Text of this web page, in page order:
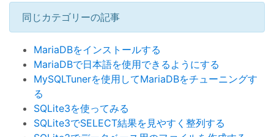
同じカテゴリーの記事
MariaDBをインストールする
MariaDBで日本語を使用できるようにする
MySQLTunerを使用してMariaDBをチューニングす
る
SQLite3を使ってみる
SQLite3でSELECT結果を見やすく整列する